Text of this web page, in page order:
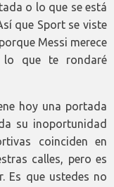
o lo que se está
que Sport se viste
Messi merece
lo que te rondaré
hoy una portada
su inoportunidad
coinciden en
calles, pero es
Es que ustedes no